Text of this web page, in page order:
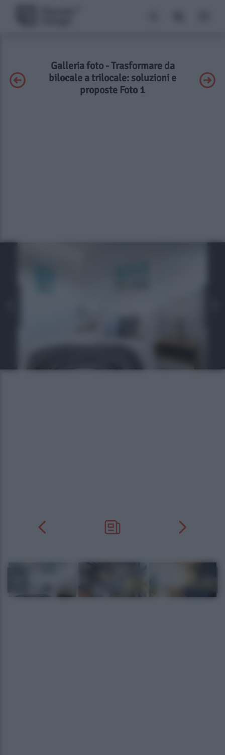
Galleria foto - Trasformare da
bilocale a trilocale: soluzioni e
proposte Foto 1